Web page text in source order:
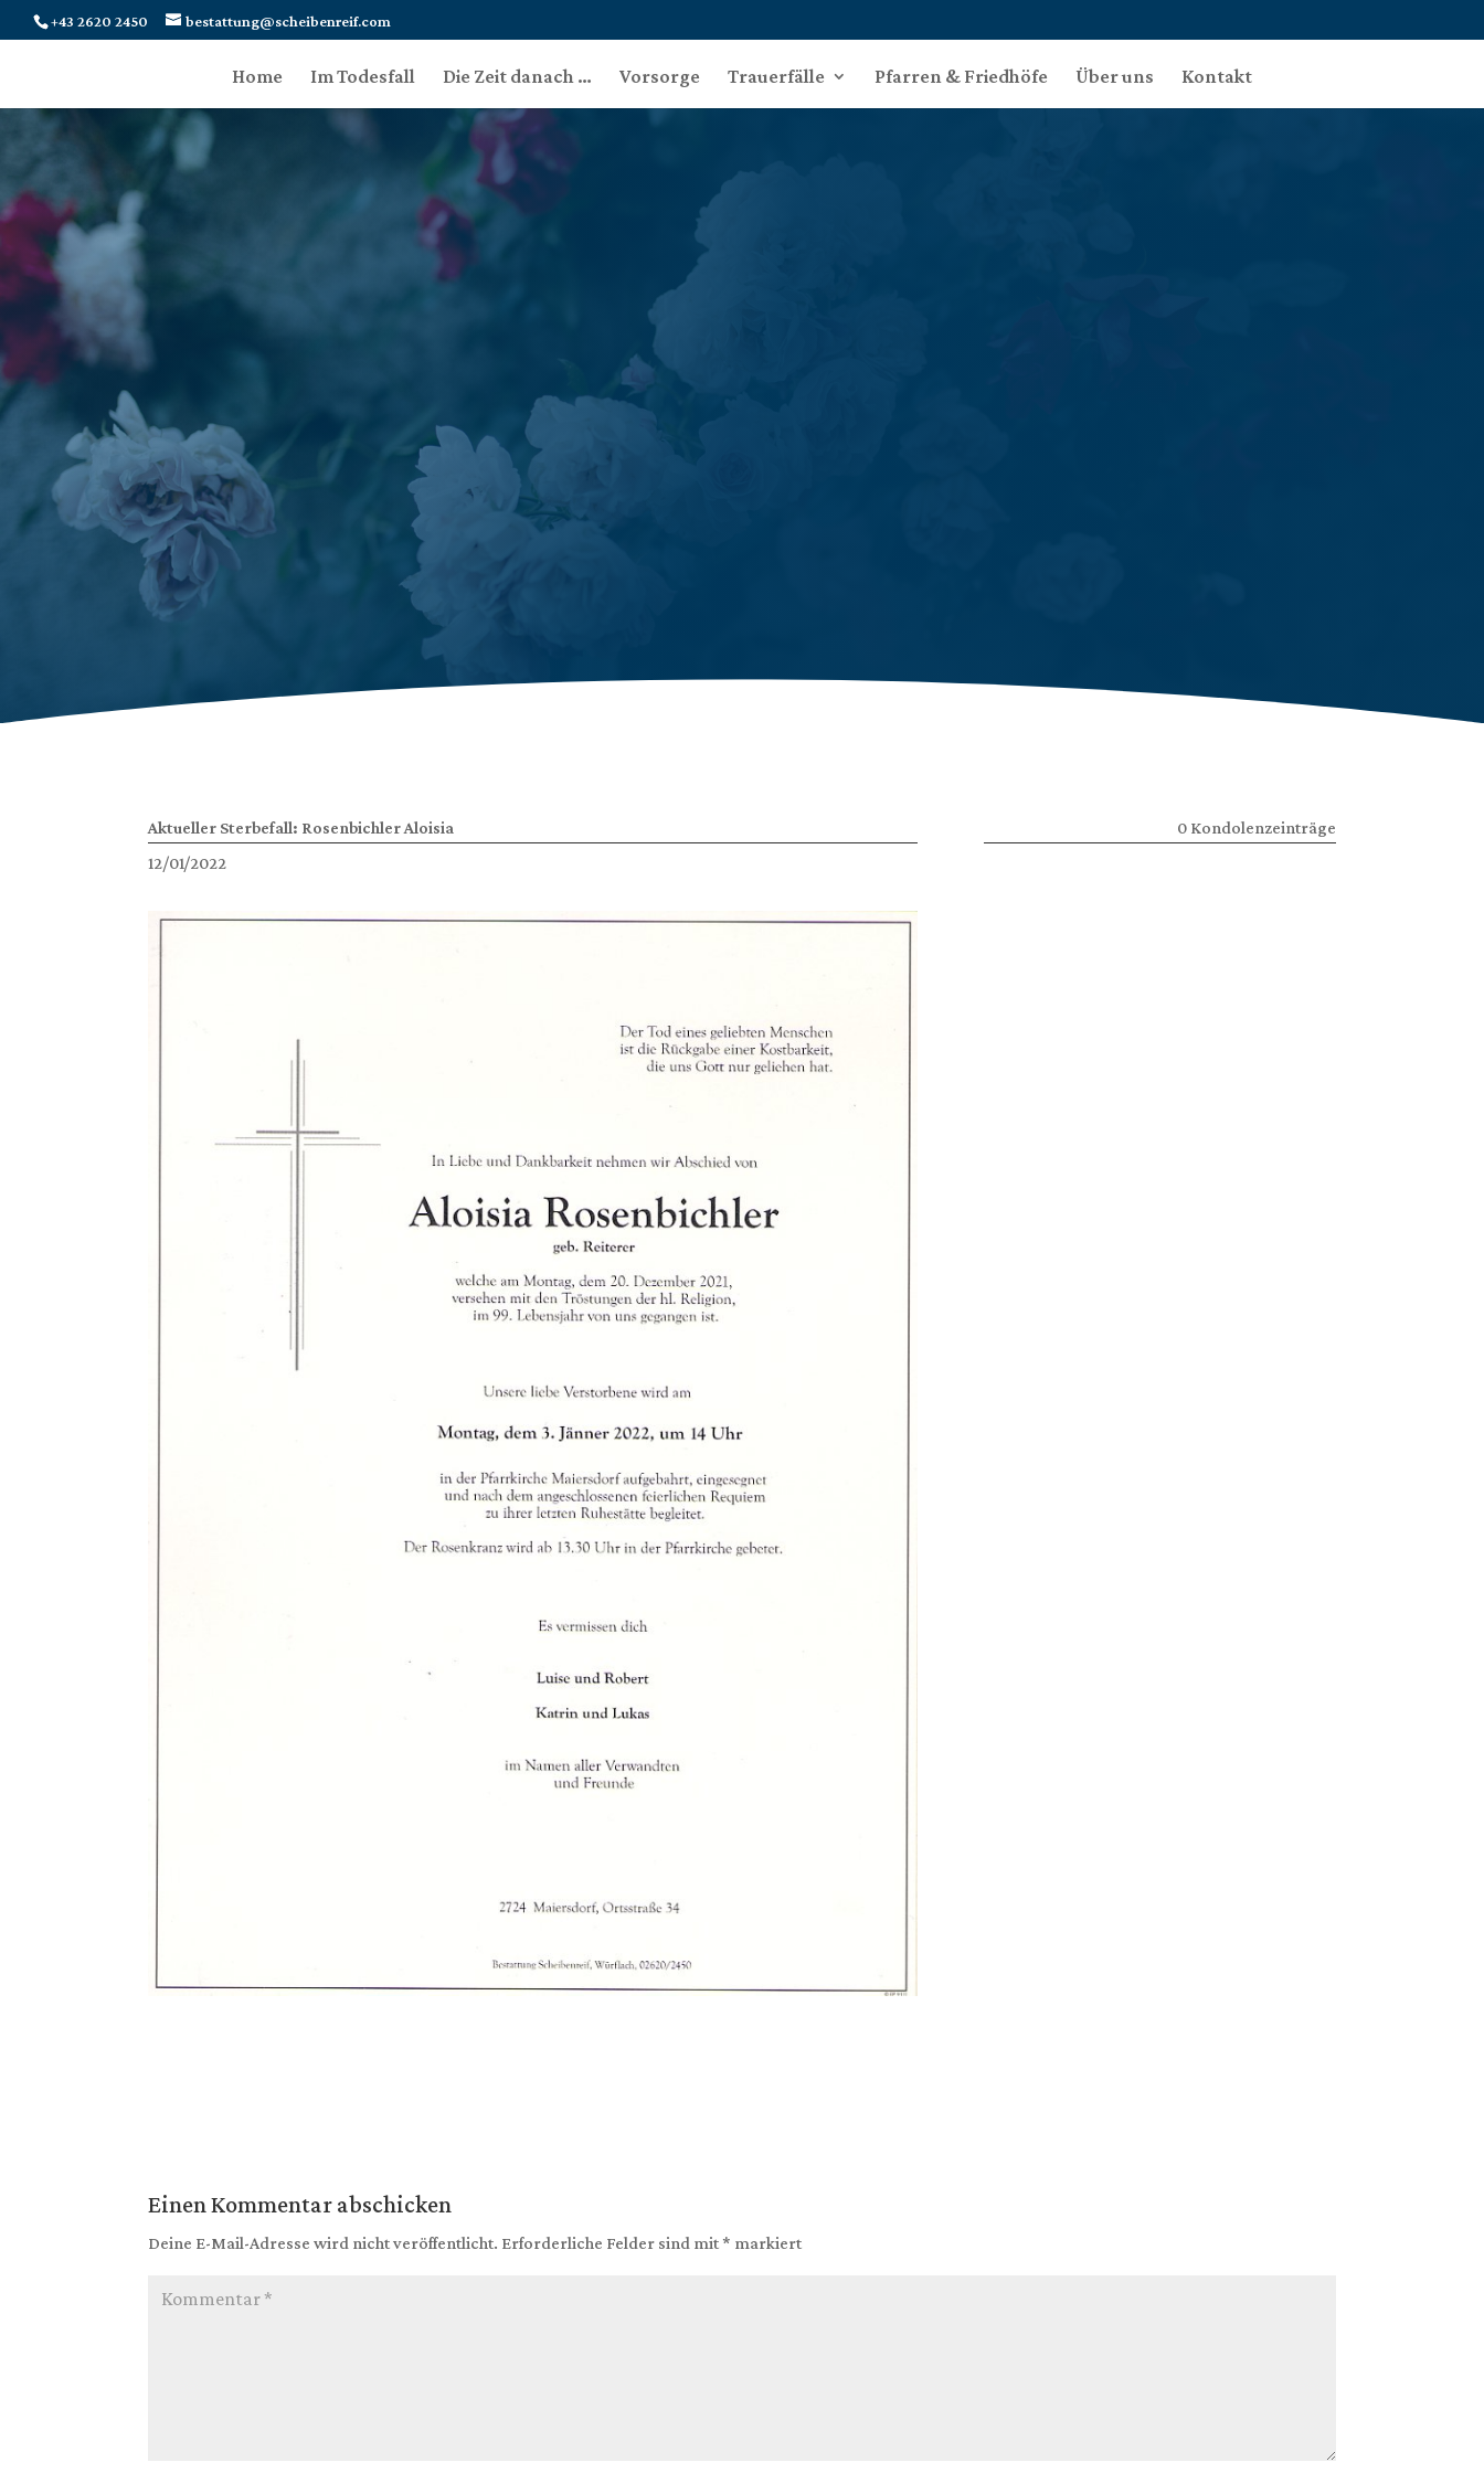
+43 2620 2450 bestattung@scheibenreif.com
Home Im Todesfall Die Zeit danach … Vorsorge Trauerfälle Pfarren & Friedhöfe Über uns Kontakt
Aktueller Sterbefall: Rosenbichler Aloisia
12/01/2022
0 Kondolenzeinträge
Einen Kommentar abschicken
Deine E-Mail-Adresse wird nicht veröffentlicht. Erforderliche Felder sind mit * markiert